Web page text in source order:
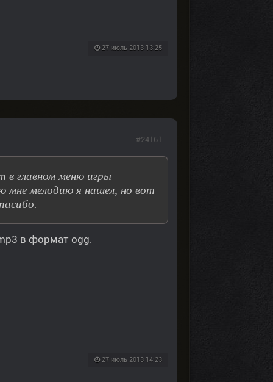
27 июль 2013 13:25
главном меню игры
мне мелодию я нашел, но вот
в формат ogg.
27 июль 2013 14:23
#24161